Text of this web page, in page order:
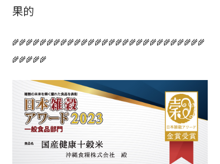
果的
🌾🌾🌾🌾🌾🌾🌾🌾🌾🌾🌾🌾🌾🌾🌾🌾🌾🌾🌾🌾🌾🌾🌾🌾🌾🌾🌾🌾
🌾🌾🌾🌾🌾